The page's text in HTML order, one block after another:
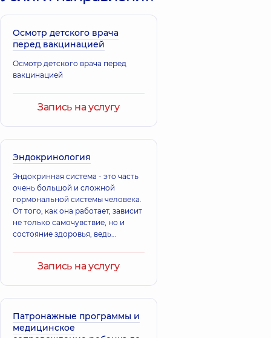
Осмотр детского врача
перед вакцинацией
Осмотр детского врача перед
вакцинацией
Запись на услугу
Эндокринология
Эндокринная система - это часть
очень большой и сложной
гормональной системы человека.
От того, как она работает, зависит
не только самочувствие, но и
состояние здоровья, ведь
сбой в работе
Запись на услугу
Патронажные программы и
медицинское